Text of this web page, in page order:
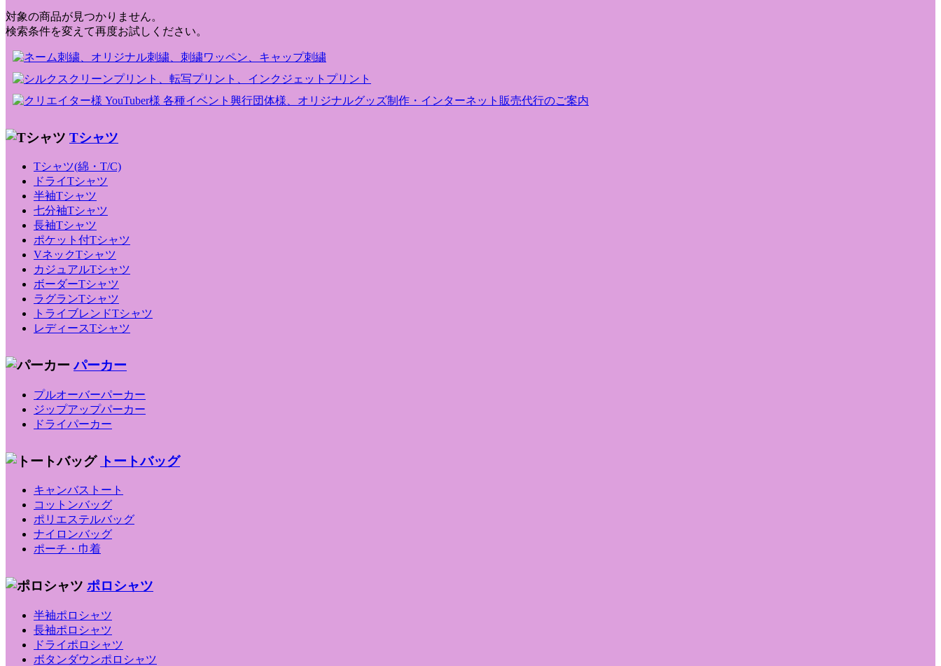
対象の商品が見つかりません。
検索条件を変えて再度お試しください。
Tシャツ
Tシャツ(綿・T/C)
ドライTシャツ
半袖Tシャツ
七分袖Tシャツ
長袖Tシャツ
ポケット付Tシャツ
VネックTシャツ
カジュアルTシャツ
ボーダーTシャツ
ラグランTシャツ
トライブレンドTシャツ
レディースTシャツ
パーカー
プルオーバーパーカー
ジップアップパーカー
ドライパーカー
トートバッグ
キャンバストート
コットンバッグ
ポリエステルバッグ
ナイロンバッグ
ポーチ・巾着
ポロシャツ
半袖ポロシャツ
長袖ポロシャツ
ドライポロシャツ
ボタンダウンポロシャツ